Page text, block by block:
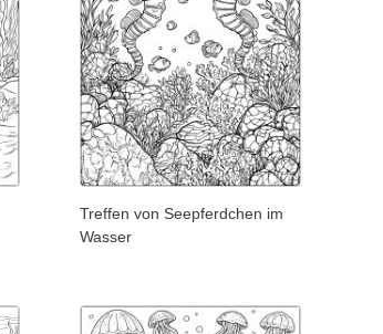
Treffen von Seepferdchen im
Wasser